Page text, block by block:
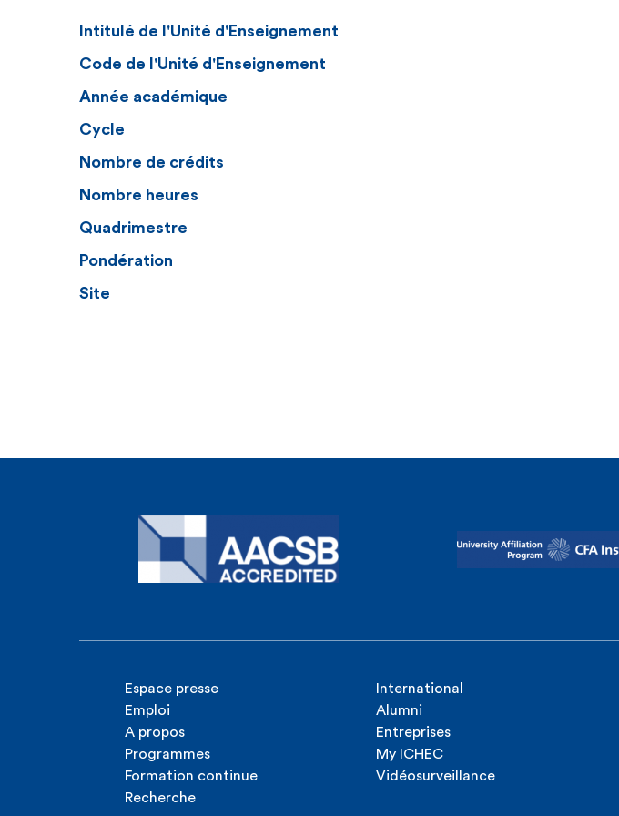
Intitulé de l'Unité d'Enseignement
Code de l'Unité d'Enseignement
Année académique
Cycle
Nombre de crédits
Nombre heures
Quadrimestre
Pondération
Site
Espace presse
Emploi
A propos
Programmes
Formation continue
Recherche
International
Alumni
Entreprises
My ICHEC
Vidéosurveillance